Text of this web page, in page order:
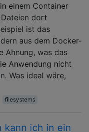
einem Container
dort
ist das
aus dem Docker-
Ahnung, was das
Anwendung nicht
Was ideal wäre,
filesystems
kann ich in ein